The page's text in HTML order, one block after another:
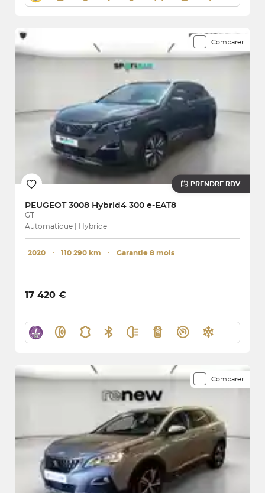
Comparer
PRENDRE RDV
PEUGEOT 3008 Hybrid4 300 e-EAT8
GT
Automatique | Hybride
2020 ･ 110 290 km ･ Garantie 8 mois
17 420 €
Comparer